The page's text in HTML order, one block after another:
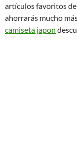
artículos favoritos
ahorrarás mucho
camiseta japon